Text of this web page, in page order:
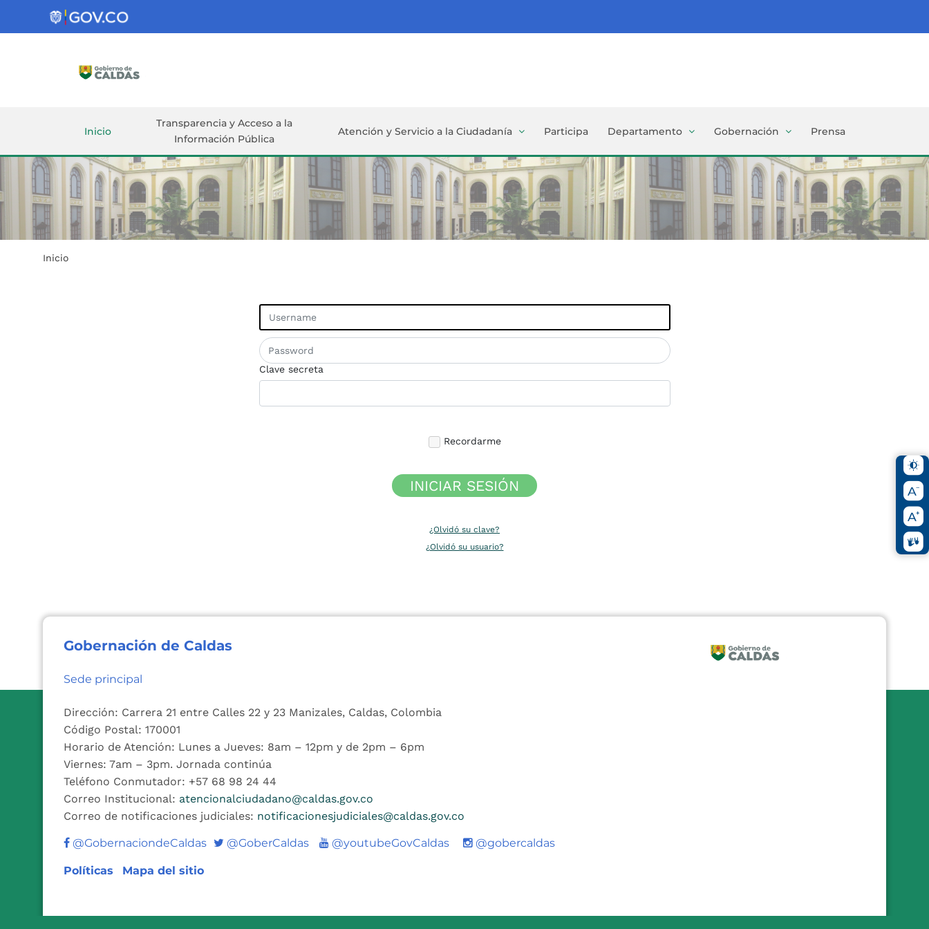
Gobernación
Inicio
Transparencia y Acceso a la
Información Pública
Atención y Servicio a la Ciudadanía Participa Departamento Gobernación Prensa
Inicio
Clave secreta
Recordarme
INICIAR SESIÓN
¿Olvidó su clave?
¿Olvidó su usuario?
Gobernación de Caldas
Sede principal
Dirección: Carrera 21 entre Calles 22 y 23 Manizales, Caldas, Colombia
Código Postal: 170001
Horario de Atención: Lunes a Jueves: 8am – 12pm y de 2pm – 6pm
Viernes: 7am – 3pm. Jornada continúa
Teléfono Conmutador: +57 68 98 24 44
Correo Institucional: atencionalciudadano@caldas.gov.co
Correo de notificaciones judiciales: notificacionesjudiciales@caldas.gov.co
@GobernaciondeCaldas Twitter
@GoberCaldas Youtube
@youtubeGovCaldas @gobercaldas
Políticas Mapa del sitio